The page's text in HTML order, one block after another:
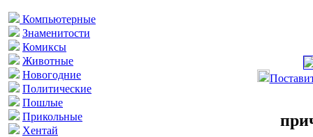
Компьютерные
Знаменитости
Комиксы
Животные
Новогодние
Политические
Пошлые
Прикольные
Хентай